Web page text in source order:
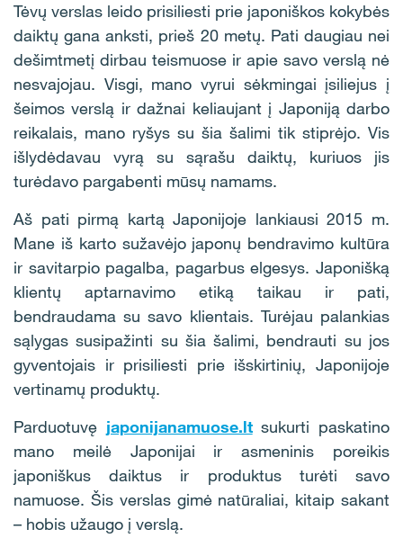
Tėvų verslas leido prisiliesti prie japoniškos kokybės
daiktų gana anksti, prieš 20 metų. Pati daugiau nei
dešimtmetį dirbau teismuose ir apie savo verslą nė
nesvajojau. Visgi, mano vyrui sėkmingai įsiliejus į
šeimos verslą ir dažnai keliaujant į Japoniją darbo
reikalais, mano ryšys su šia šalimi tik stiprėjo. Vis
išlydėdavau vyrą su sąrašu daiktų, kuriuos jis
turėdavo pargabenti mūsų namams.
Aš pati pirmą kartą Japonijoje lankiausi 2015 m.
Mane iš karto sužavėjo japonų bendravimo kultūra
ir savitarpio pagalba, pagarbus elgesys. Japonišką
klientų aptarnavimo etiką taikau ir pati,
bendraudama su savo klientais. Turėjau palankias
sąlygas susipažinti su šia šalimi, bendrauti su jos
gyventojais ir prisiliesti prie išskirtinių, Japonijoje
vertinamų produktų.
Parduotuvę japonijanamuose.ltsukurti paskatino
mano meilė Japonijai ir asmeninis poreikis
japoniškus daiktus ir produktus turėti savo
namuose. Šis verslas gimė natūraliai, kitaip sakant
– hobis užaugo į verslą.